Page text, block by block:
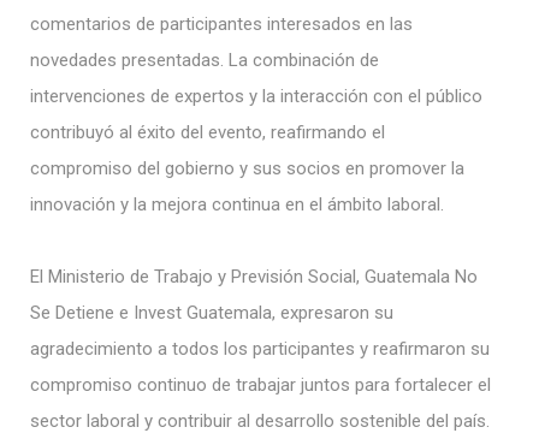
comentarios de participantes interesados en las
novedades presentadas. La combinación de
intervenciones de expertos y la interacción con el público
contribuyó al éxito del evento, reafirmando el
compromiso del gobierno y sus socios en promover la
innovación y la mejora continua en el ámbito laboral.
El Ministerio de Trabajo y Previsión Social, Guatemala No
Se Detiene e Invest Guatemala, expresaron su
agradecimiento a todos los participantes y reafirmaron su
compromiso continuo de trabajar juntos para fortalecer el
sector laboral y contribuir al desarrollo sostenible del país.